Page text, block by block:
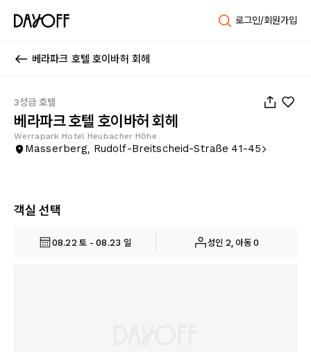
로그인/회원가입
베라파크 호텔 호이바허 회헤
3성급 호텔
베라파크 호텔 호이바허 회헤
Werrapark Hotel Heubacher Höhe
Masserberg, Rudolf-Breitscheid-Straße 41-45
객실 선택
08.22 토 - 08.23 일 성인 2, 아동 0